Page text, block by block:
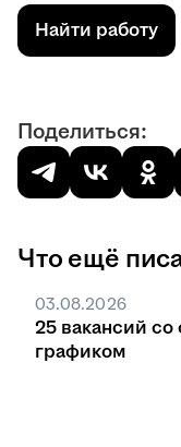
Найти работу
Поделиться:
Что ещё
03.08.2026
25 вакансий
графиком